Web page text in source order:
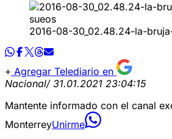
2016-08-30_02.48.24-la-
Agregar Telediario en
Nacional/ 31.01.2021 23:04:15
Mantente informado con el canal
MonterreyUnirme